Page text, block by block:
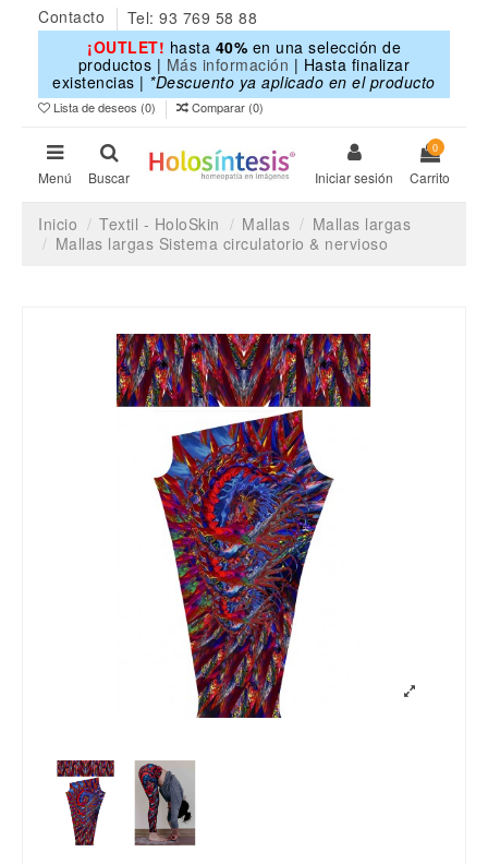
Contacto
Tel: 93 769 58 88
¡OUTLET! hasta 40% en una selección de
productos | Más información | Hasta finalizar
existencias | *Descuento ya aplicado en el producto
Lista de deseos (0) Comparar (0)
Menú Buscar Iniciar sesión
0
Carrito
Inicio Textil - HoloSkin Mallas
Mallas largas
Mallas largas Sistema circulatorio & nervioso